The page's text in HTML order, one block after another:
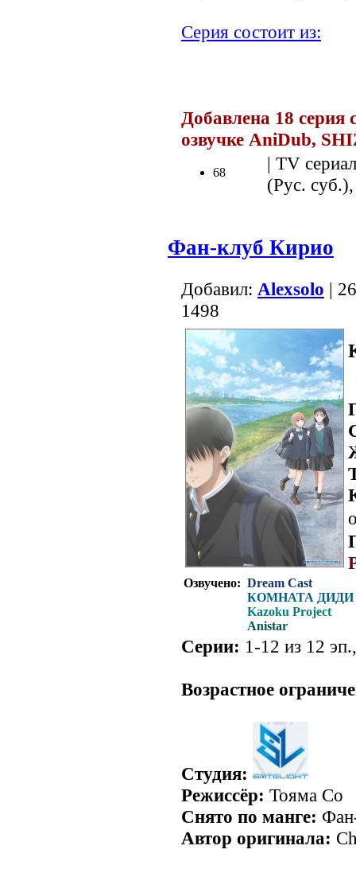
Серия состоит из:
Добавлена 18 серия
озвучке AniDub,
68
| TV
(Рус.
Фан-клуб Кирио
Добавил: Alexsolo |
1498
Озвучено: Dream Cast
КОМНАТА ДИДИ
Kazoku Project
Anistar
Серии: 1-12 из 12
Возрастное
Студия:
Режиссёр: Тояма Со
Снято по манге:
Автор оригинала: